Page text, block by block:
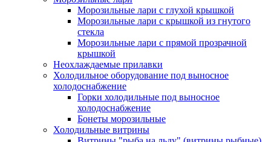
Морозильные лари с глухой крышкой
Морозильные лари с крышкой из гнутого
стекла
Морозильные лари с прямой прозрачной
крышкой
Неохлаждаемые прилавки
Холодильное оборудование под выносное
холодоснабжение
Горки холодильные под выносное
холодоснабжение
Бонеты морозильные
Холодильные витрины